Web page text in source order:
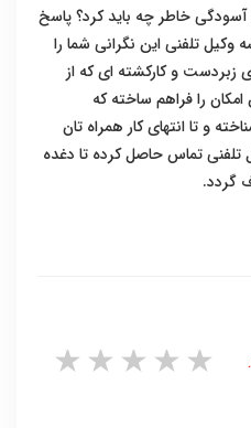
آسودگی خاطر چه باید کرد؟ پاسخ
تلفنی این نگرانی شما را
زبردست و کارکشته ای که از
را فراهم ساخته که
و تا انتهای کار همراه تان
تماس حاصل کرده تا دغده
گردد.
5 stars
4 stars
3 stars
2 stars